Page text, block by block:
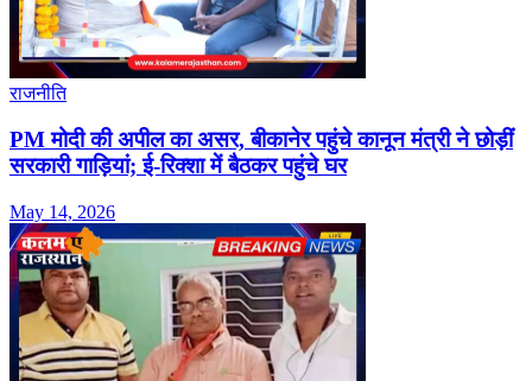
राजनीति
PM मोदी की अपील का असर, बीकानेर पहुंचे कानून मंत्री ने छोड़ीं
सरकारी गाड़ियां; ई-रिक्शा में बैठकर पहुंचे घर
May 14, 2026